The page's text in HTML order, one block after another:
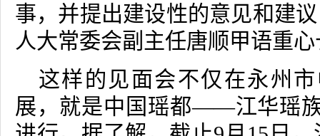
事，并提出建设性的意见和建
人大常委会副主任唐顺甲语重
这样的见面会不仅在永州
展，就是中国瑶都——江华瑶